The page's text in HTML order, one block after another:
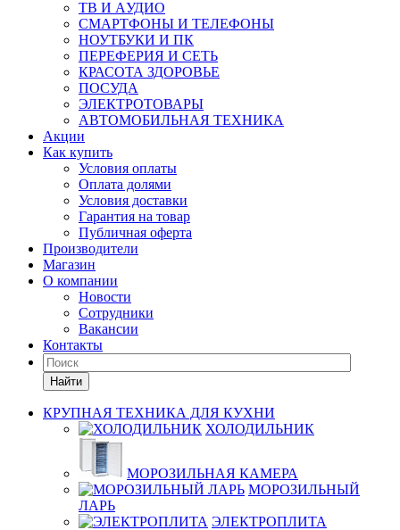
ТВ И AУДИО
СМАРТФОНЫ И ТЕЛЕФОНЫ
НОУТБУКИ И ПК
ПЕРЕФЕРИЯ И СЕТЬ
КРАСОТА ЗДОРОВЬЕ
ПОСУДА
ЭЛЕКТРОТОВАРЫ
АВТОМОБИЛЬНАЯ ТЕХНИКА
Акции
Как купить
Условия оплаты
Оплата долями
Условия доставки
Гарантия на товар
Публичная оферта
Производители
Магазин
О компании
Новости
Сотрудники
Вакансии
Контакты
Найти
КРУПНАЯ ТЕХНИКА ДЛЯ КУХНИ
ХОЛОДИЛЬНИК
МОРОЗИЛЬНАЯ КАМЕРА
МОРОЗИЛЬНЫЙ
ЛАРЬ
ЭЛЕКТРОПЛИТА